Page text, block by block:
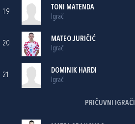
19
TONI MATENDA
Igrač
20
MATEO JURIČIĆ
Igrač
21
DOMINIK HARDI
Igrač
PRIČUVNI IGRAČI